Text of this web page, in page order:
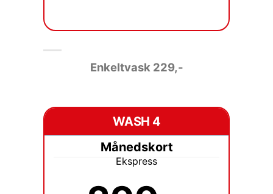
Enkeltvask 229,-
WASH 4
Månedskort
Ekspress